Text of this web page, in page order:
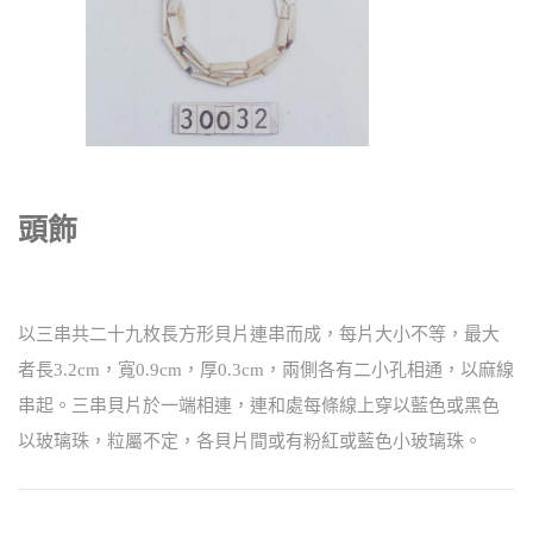
頭飾
以三串共二十九枚長方形貝片連串而成，每片大小不等，最大
者長3.2cm，寬0.9cm，厚0.3cm，兩側各有二小孔相通，以麻線
串起。三串貝片於一端相連，連和處每條線上穿以藍色或黑色
以玻璃珠，粒屬不定，各貝片間或有粉紅或藍色小玻璃珠。